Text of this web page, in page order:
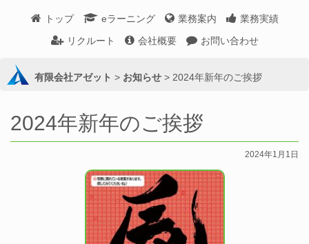
トップ eラーニング 業務案内
業務実績
リクルート
会社概要 お問い合わせ
有限会社アゼット > お知らせ > 2024年新年のご挨拶
2024年新年のご挨拶
2024年1月1日